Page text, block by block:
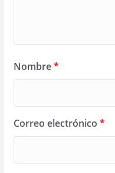
Nombre*
Correo electrónico *